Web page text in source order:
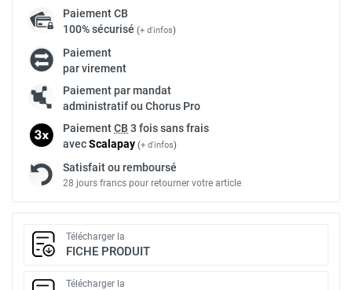
PaiementCB
100% sécurisé (+ d'infos)
Paiement
par virement
Paiement par mandat
administratif ou Chorus Pro
PaiementCB 3 fois sans frais
avecScalapay (+ d'infos)
Satisfait ou remboursé
28 jours francs pour retourner votre article
Télécharger la
FICHE PRODUIT
Télécharger la